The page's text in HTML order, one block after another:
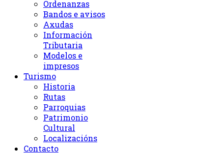
Ordenanzas
Bandos e avisos
Axudas
Información
Tributaria
Modelos e
impresos
Turismo
Historia
Rutas
Parroquias
Patrimonio
Cultural
Localizacións
Contacto